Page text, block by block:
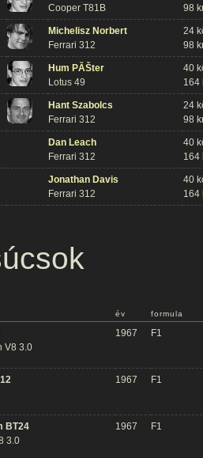
Cooper T81B
98
Michelisz Norbert
Ferrari 312
24
98
Hum PĂŠter
Lotus 49
40
164
Hant Szabolcs
Ferrari 312
24
98
Dan Leach
Ferrari 312
40
164
Jonathan Davis
Ferrari 312
40
164
év formula
V8 3.0
1967 F1
1967 F1
BT24
3.0
1967 F1